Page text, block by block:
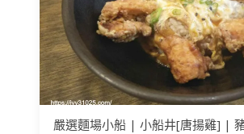
嚴選麵場小船 | 小船井[唐揚雞] |